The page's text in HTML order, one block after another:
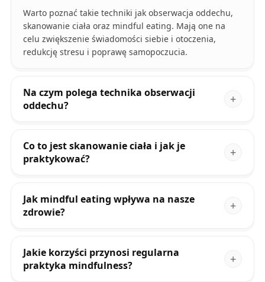
Warto poznać takie techniki jak obserwacja oddechu,
skanowanie ciała oraz mindful eating. Mają one na
celu zwiększenie świadomości siebie i otoczenia,
redukcję stresu i poprawę samopoczucia.
Na czym polega technika obserwacji
oddechu?
Co to jest skanowanie ciała i jak je
praktykować?
Jak mindful eating wpływa na nasze
zdrowie?
Jakie korzyści przynosi regularna
praktyka mindfulness?